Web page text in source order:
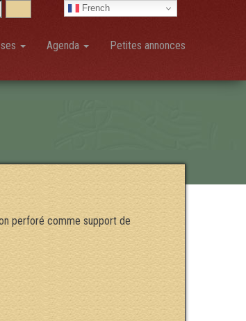
French
Agenda Petites annonces
perforé comme support de